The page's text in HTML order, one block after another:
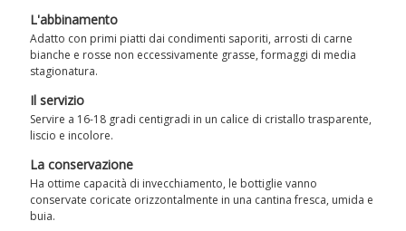
L'abbinamento
Adatto con primi piatti dai condimenti saporiti, arrosti di carne
bianche e rosse non eccessivamente grasse, formaggi di media
stagionatura.
Il servizio
Servire a 16-18 gradi centigradi in un calice di cristallo trasparente,
liscio e incolore.
La conservazione
Ha ottime capacità di invecchiamento, le bottiglie vanno
conservate coricate orizzontalmente in una cantina fresca, umida e
buia.